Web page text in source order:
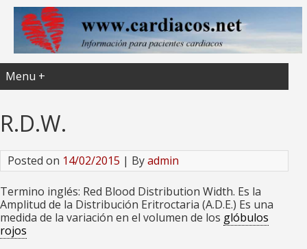
Menu +
R.D.W.
Posted on 14/02/2015 | Byadmin
Termino inglés: Red Blood Distribution Width. Es la
Amplitud de la Distribución Eritroctaria (A.D.E.) Es una
medida de la variación en el volumen de los glóbulos
rojos